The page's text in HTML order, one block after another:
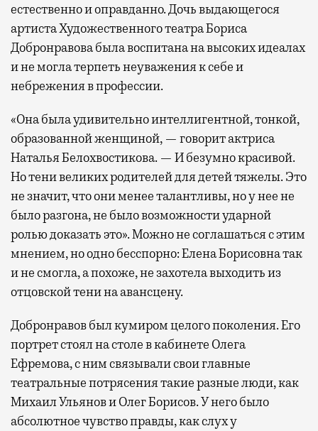
естественно и оправданно. Дочь выдающегося
артиста Художественного театра Бориса
Добронравова была воспитана на высоких идеалах
и не могла терпеть неуважения к себе и
небрежения в профессии.
«Она была удивительно интеллигентной, тонкой,
образованной женщиной, — говорит актриса
Наталья Белохвостикова. — И безумно красивой.
Но тени великих родителей для детей тяжелы. Это
не значит, что они менее талантливы, но у нее не
было разгона, не было возможности ударной
ролью доказать это». Можно не соглашаться с этим
мнением, но одно бесспорно: Елена Борисовна так
и не смогла, а похоже, не захотела выходить из
отцовской тени на авансцену.
Добронравов был кумиром целого поколения. Его
портрет стоял на столе в кабинете Олега
Ефремова, с ним связывали свои главные
театральные потрясения такие разные люди, как
Михаил Ульянов и Олег Борисов. У него было
абсолютное чувство правды, как слух у